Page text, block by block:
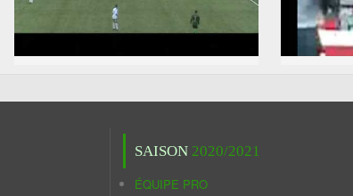
SAISON 2020/2021
ÉQUIPE PRO